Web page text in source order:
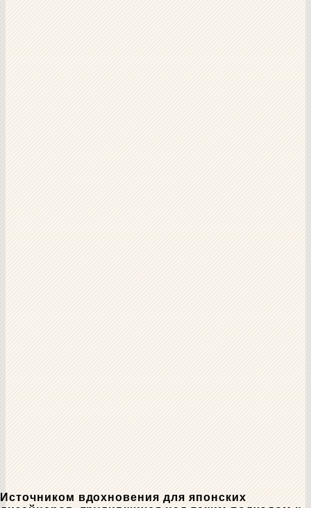
Источником вдохновения для японских